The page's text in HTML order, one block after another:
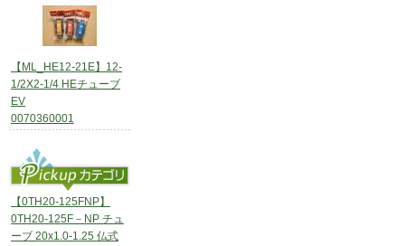
【ML_HE12-21E】12-
1/2X2-1/4 HEチューブ
EV
0070360001
【0TH20-125FNP】
0TH20-125F－NP チュ
ーブ 20x1.0-1.25 仏式